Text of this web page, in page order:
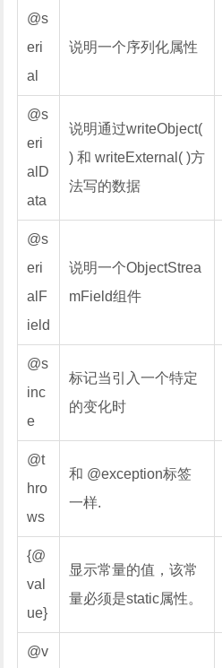
@s
eri
al
说明一个序列化属性
@s
eri
alD
ata
说明通过writeObject(
) 和 writeExternal( )方
法写的数据
@s
eri
alF
ield
说明一个ObjectStrea
mField组件
@s
inc
e
标记当引入一个特定
的变化时
@t
hro
ws
和 @exception标签
一样.
{@
val
ue}
显示常量的值，该常
量必须是static属性。
@v